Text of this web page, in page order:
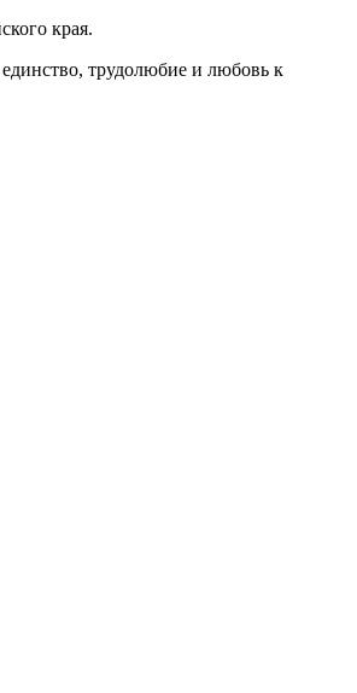
края.
трудолюбие и любовь к